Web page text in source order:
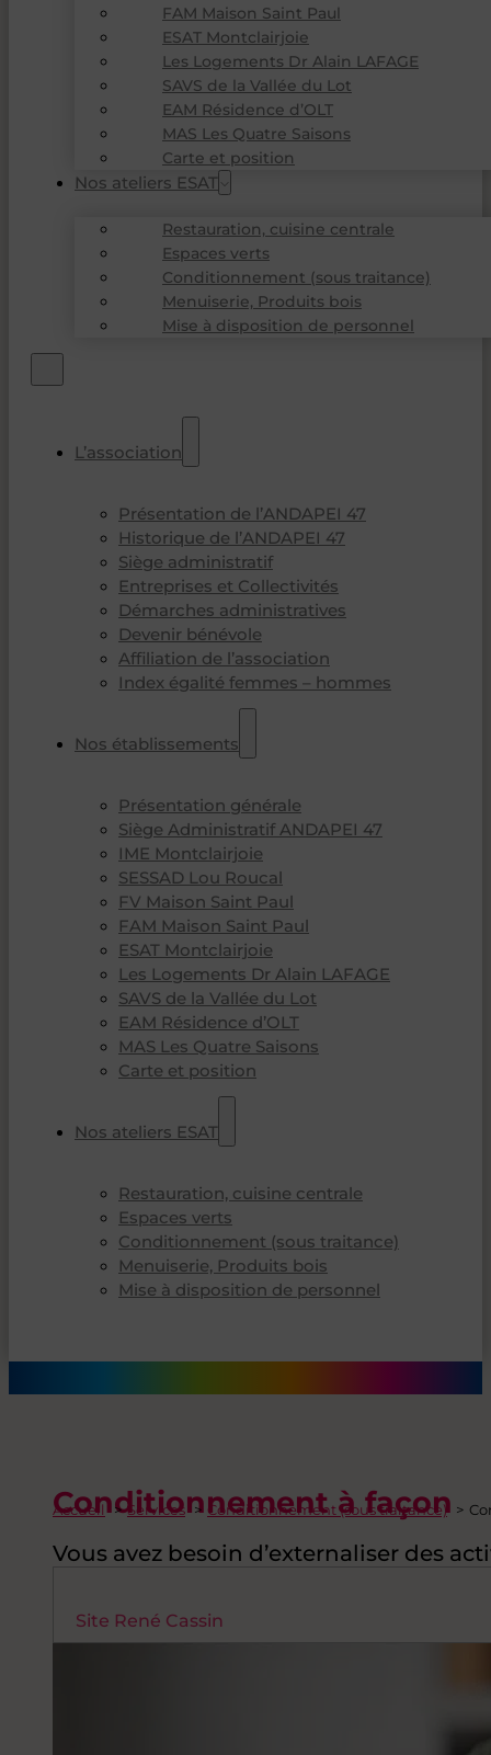
FAM Maison Saint Paul
ESAT Montclairjoie
Les Logements Dr Alain LAFAGE
SAVS de la Vallée du Lot
EAM Résidence d’OLT
MAS Les Quatre Saisons
Carte et position
Nos ateliers ESAT
Restauration, cuisine centrale
Espaces verts
Conditionnement (sous traitance)
Menuiserie, Produits bois
Mise à disposition de personnel
L’association
Présentation de l’ANDAPEI 47
Historique de l’ANDAPEI 47
Siège administratif
Entreprises et Collectivités
Démarches administratives
Devenir bénévole
Affiliation de l’association
Index égalité femmes – hommes
Nos établissements
Présentation générale
Siège Administratif ANDAPEI 47
IME Montclairjoie
SESSAD Lou Roucal
FV Maison Saint Paul
FAM Maison Saint Paul
ESAT Montclairjoie
Les Logements Dr Alain LAFAGE
SAVS de la Vallée du Lot
EAM Résidence d’OLT
MAS Les Quatre Saisons
Carte et position
Nos ateliers ESAT
Restauration, cuisine centrale
Espaces verts
Conditionnement (sous traitance)
Menuiserie, Produits bois
Mise à disposition de personnel
Conditionnement à façon
Accueil Services Conditionnement (sous traitance)
Vous avez besoin d’externaliser des
Site René Cassin